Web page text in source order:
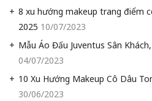
8 xu hướng makeup trang điểm
2025 10/07/2023
Mẫu Áo Đấu Juventus Sân
04/07/2023
10 Xu Hướng Makeup Cô Dâu
30/06/2023